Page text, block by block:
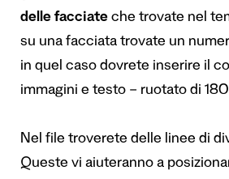
delle facciate che trovate nel
su una facciata trovate un
in quel caso dovrete inserire il
immagini e testo – ruotato di
Nel file troverete delle linee di
Queste vi aiuteranno a